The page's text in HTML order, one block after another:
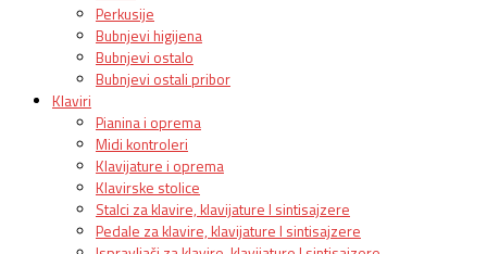
Perkusije
Bubnjevi higijena
Bubnjevi ostalo
Bubnjevi ostali pribor
Klaviri
Pianina i oprema
Midi kontroleri
Klavijature i oprema
Klavirske stolice
Stalci za klavire, klavijature I sintisajzere
Pedale za klavire, klavijature I sintisajzere